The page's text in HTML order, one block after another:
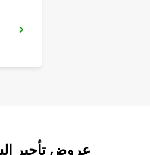
عروض تأجير